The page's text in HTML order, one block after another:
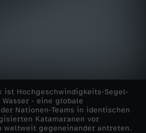
ist Hochgeschwindigkeits-Segel-
- eine globale
Nationen-Teams in identischen
Katamaranen vor
weltweit gegeneinander antreten.